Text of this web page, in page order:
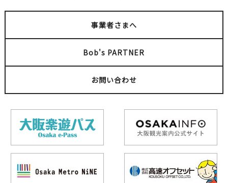
事業者さまへ
Bob's PARTNER
お問い合わせ